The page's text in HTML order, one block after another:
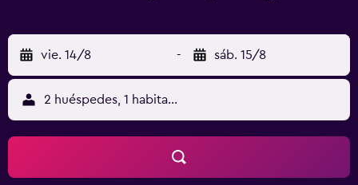
vie. 14/8 - sáb. 15/8
2 huéspedes, 1 habitación